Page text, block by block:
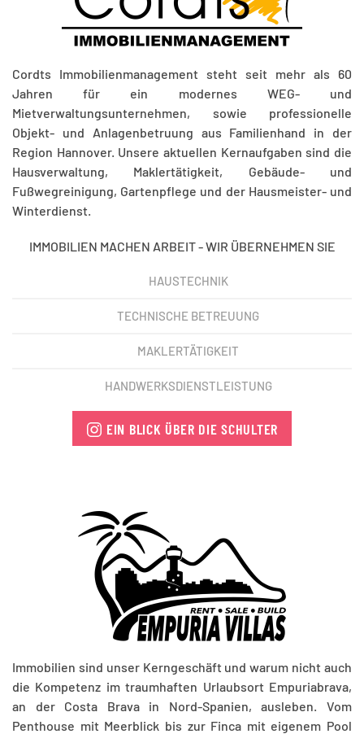
Cordts Immobilienmanagement steht seit mehr als 60
Jahren für ein modernes WEG- und
Mietverwaltungsunternehmen, sowie professionelle
Objekt- und Anlagenbetruung aus Familienhand in der
Region Hannover. Unsere aktuellen Kernaufgaben sind die
Hausverwaltung, Maklertätigkeit, Gebäude- und
Fußwegreinigung, Gartenpflege und der Hausmeister- und
Winterdienst.
IMMOBILIEN MACHEN ARBEIT - WIR ÜBERNEHMEN SIE
HAUSTECHNIK
TECHNISCHE BETREUUNG
MAKLERTÄTIGKEIT
HANDWERKSDIENSTLEISTUNG
EIN BLICK ÜBER DIE SCHULTER
Immobilien sind unser Kerngeschäft und warum nicht auch
die Kompetenz im traumhaften Urlaubsort Empuriabrava,
an der Costa Brava in Nord-Spanien, ausleben. Vom
Penthouse mit Meerblick bis zur Finca mit eigenem Pool